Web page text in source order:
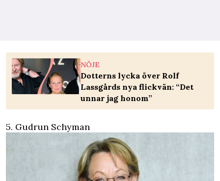
NÖJE
Dotterns lycka över Rolf
Lassgårds nya flickvän: “Det
unnar jag honom”
5. Gudrun Schyman